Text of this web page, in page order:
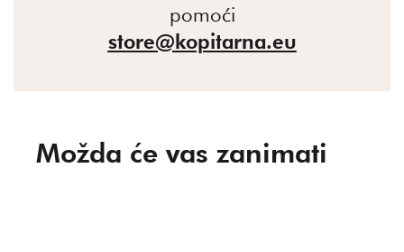
pomoći
store@kopitarna.eu
Možda će vas zanimati